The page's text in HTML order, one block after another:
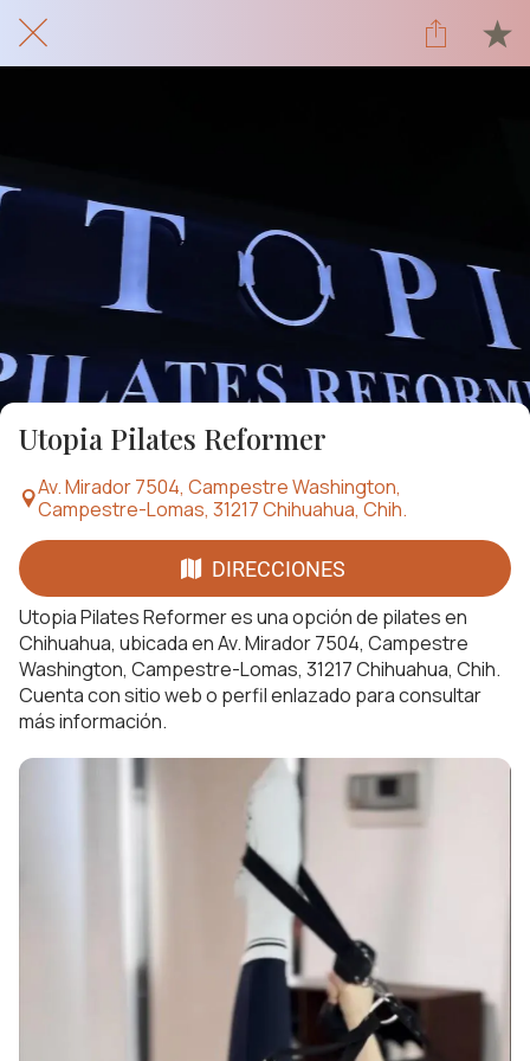
Utopia Pilates Reformer
Av. Mirador 7504, Campestre Washington,
Campestre-Lomas, 31217 Chihuahua, Chih.
DIRECCIONES
Utopia Pilates Reformer es una opción de pilates en
Chihuahua, ubicada en Av. Mirador 7504, Campestre
Washington, Campestre-Lomas, 31217 Chihuahua, Chih.
Cuenta con sitio web o perfil enlazado para consultar
más información.